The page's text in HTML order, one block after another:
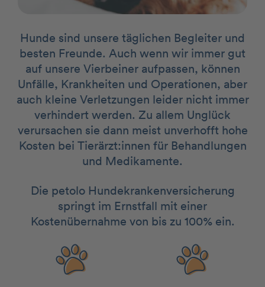
Hunde sind unsere täglichen Begleiter und
besten Freunde. Auch wenn wir immer gut
auf unsere Vierbeiner aufpassen, können
Unfälle, Krankheiten und Operationen, aber
auch kleine Verletzungen leider nicht immer
verhindert werden. Zu allem Unglück
verursachen sie dann meist unverhofft hohe
Kosten bei Tierärzt:innen für Behandlungen
und Medikamente.
Die petolo Hundekrankenversicherung
springt im Ernstfall mit einer
Kostenübernahme von bis zu 100% ein.